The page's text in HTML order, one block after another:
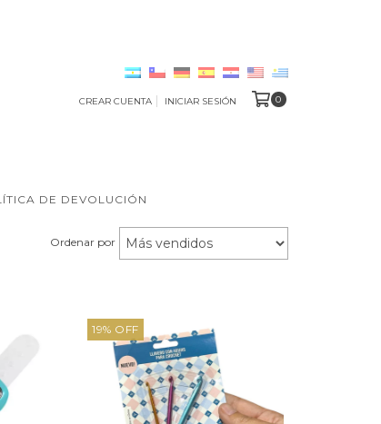
CREAR CUENTA INICIAR SESIÓN 0
DE DEVOLUCIÓN
Ordenar por
19% OFF